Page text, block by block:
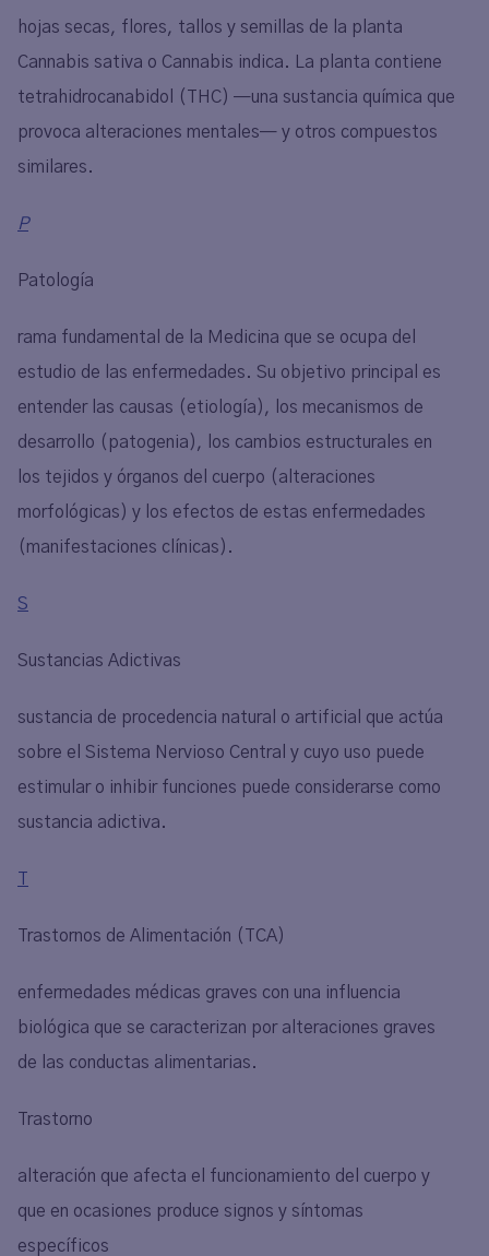
hojas secas, flores, tallos y semillas de la planta
Cannabis sativa o Cannabis indica. La planta contiene
tetrahidrocanabidol (THC) —una sustancia química que
provoca alteraciones mentales— y otros compuestos
similares.
P
Patología
rama fundamental de la Medicina que se ocupa del
estudio de las enfermedades. Su objetivo principal es
entender las causas (etiología), los mecanismos de
desarrollo (patogenia), los cambios estructurales en
los tejidos y órganos del cuerpo (alteraciones
morfológicas) y los efectos de estas enfermedades
(manifestaciones clínicas).
S
Sustancias Adictivas
sustancia de procedencia natural o artificial que actúa
sobre el Sistema Nervioso Central y cuyo uso puede
estimular o inhibir funciones puede considerarse como
sustancia adictiva.
T
Trastornos de Alimentación (TCA)
enfermedades médicas graves con una influencia
biológica que se caracterizan por alteraciones graves
de las conductas alimentarias.
Trastorno
alteración que afecta el funcionamiento del cuerpo y
que en ocasiones produce signos y síntomas
específicos